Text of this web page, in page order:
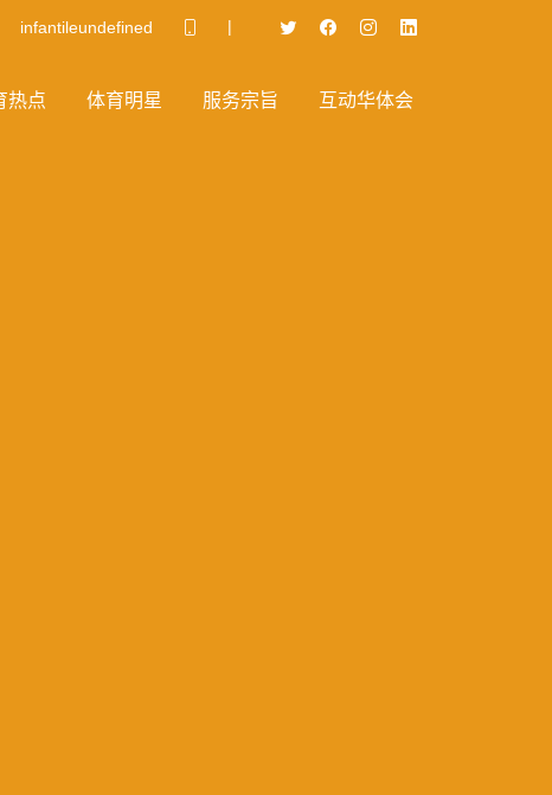
infantileundefined |
热点 体育明星 服务宗旨 互动华体会